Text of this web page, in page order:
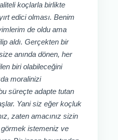
koçlarla birlikte
edici olması. Benim
de oldu ama
aldı. Gerçekten bir
anında dönen, her
biri olabileceğini
moralinizi
süreçte adapte tutan
Yani siz eğer koçluk
zaten amacınız sizin
görmek istemeniz ve